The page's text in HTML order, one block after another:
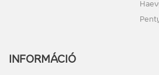
INFORMÁCIÓ